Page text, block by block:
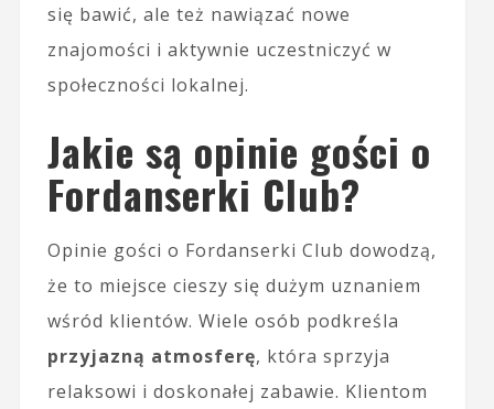
się bawić, ale też nawiązać nowe
znajomości i aktywnie uczestniczyć w
społeczności lokalnej.
Jakie są opinie gości o
Fordanserki Club?
Opinie gości o Fordanserki Club dowodzą,
że to miejsce cieszy się dużym uznaniem
wśród klientów. Wiele osób podkreśla
przyjazną atmosferę, która sprzyja
relaksowi i doskonałej zabawie. Klientom